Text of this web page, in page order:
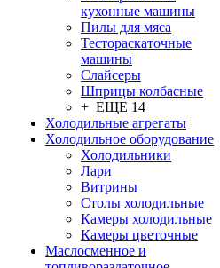
кухонные машины
Пилы для мяса
Тестораскаточные
машины
Слайсеры
Шприцы колбасные
+ ЕЩЕ 14
Холодильные агрегаты
Холодильное оборудование
Холодильники
Лари
Витрины
Столы холодильные
Камеры холодильные
Камеры цветочные
Маслосменное и